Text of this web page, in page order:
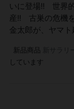
いに登場!! 世界
産!! 古巣の危機
金太郎が、ヤマ
新品商品
しています